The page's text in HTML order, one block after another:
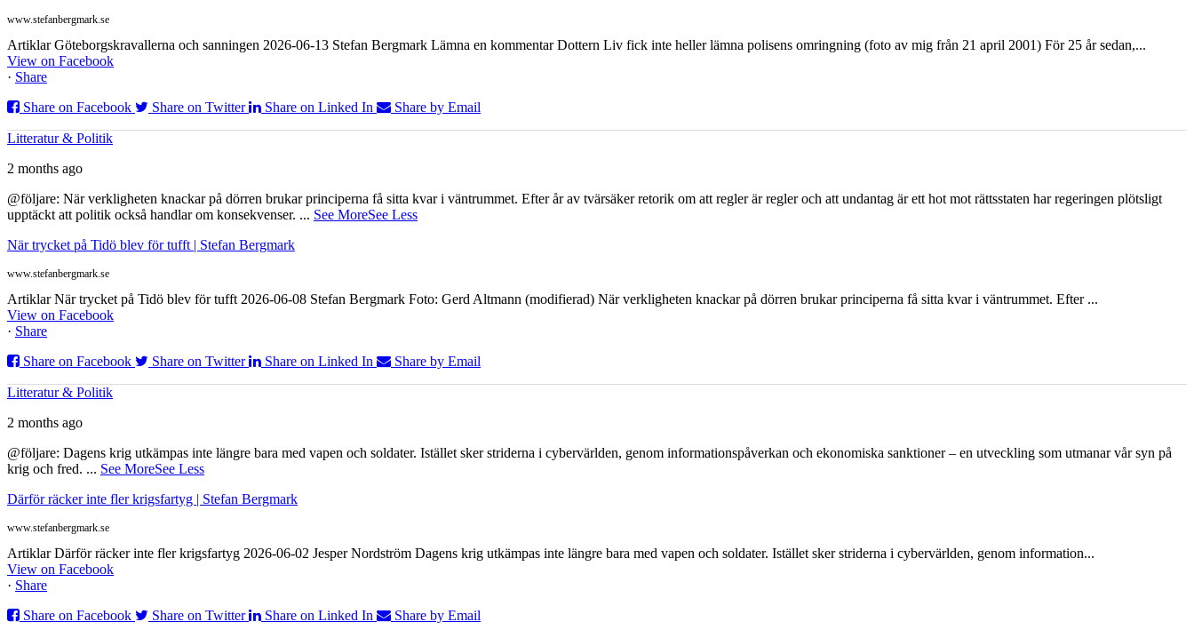
www.stefanbergmark.se
Artiklar Göteborgskravallerna och sanningen 2026-06-13 Stefan Bergmark Lämna en kommentar Dottern Liv fick inte heller lämna polisens omringning (foto av mig från 21 april 2001) För 25 år sedan,...
View on Facebook
· Share
Share on Facebook
Share on Twitter Share on Linked In Share by Email
Litteratur & Politik
2 months ago
@följare: När verkligheten knackar på dörren brukar principerna få sitta kvar i väntrummet. Efter år av tvärsäker retorik om att regler är regler och att undantag är ett hot mot rättsstaten har regeringen plötsligt
upptäckt att politik också handlar om konsekvenser. ... See MoreSee Less
När trycket på Tidö blev för tufft | Stefan Bergmark
www.stefanbergmark.se
Artiklar När trycket på Tidö blev för tufft 2026-06-08 Stefan Bergmark Foto: Gerd Altmann (modifierad) När verkligheten knackar på dörren brukar principerna få sitta kvar i väntrummet. Efter ...
View on Facebook
· Share
Share on Facebook
Share on Twitter Share on Linked In Share by Email
Litteratur & Politik
2 months ago
@följare: Dagens krig utkämpas inte längre bara med vapen och soldater. Istället sker striderna i cybervärlden, genom informationspåverkan och ekonomiska sanktioner – en utveckling som utmanar vår syn på
krig och fred. ... See MoreSee Less
Därför räcker inte fler krigsfartyg | Stefan Bergmark
www.stefanbergmark.se
Artiklar Därför räcker inte fler krigsfartyg 2026-06-02 Jesper Nordström Dagens krig utkämpas inte längre bara med vapen och soldater. Istället sker striderna i cybervärlden, genom information...
View on Facebook
· Share
Share on Facebook
Share on Twitter Share on Linked In Share by Email